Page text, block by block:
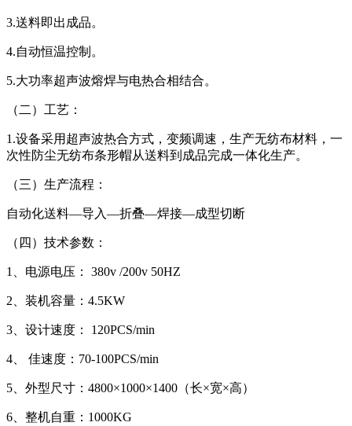
3.送料即出成品。
4.自动恒温控制。
5.大功率超声波熔焊与电热合相结合。
（二）工艺：
1.设备采用超声波热合方式，变频调速，生产无纺布材料，一
次性防尘无纺布条形帽从送料到成品完成一体化生产。
（三）生产流程：
自动化送料—导入—折叠—焊接—成型切断
（四）技术参数：
1、电源电压： 380v /200v 50HZ
2、装机容量：4.5KW
3、设计速度： 120PCS/min
4、 佳速度：70-100PCS/min
5、外型尺寸：4800×1000×1400（长×宽×高）
6、整机自重：1000KG